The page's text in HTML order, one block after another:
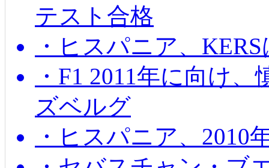
テスト合格
・ヒスパニア、
・F1 2011年に向け
ズベルグ
・ヒスパニア、2010